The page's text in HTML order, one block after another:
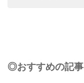
◎おすすめの記事